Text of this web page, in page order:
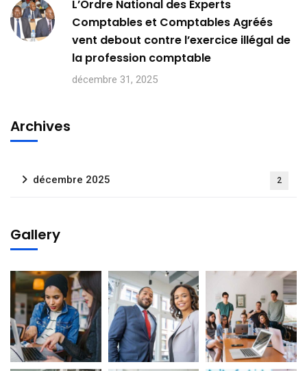
L’Ordre National des Experts
Comptables et Comptables Agréés
vent debout contre l’exercice illégal de
la profession comptable
décembre 31, 2025
Archives
décembre 2025 2
Gallery
Abonnez-vous à notre
Inscrivez-vous pour recevoir directement dans
votre boîte de réception les dernières actualités,